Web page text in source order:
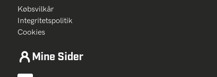
Købsvilkår
Integritetspolitik
Cookies
Mine Sider